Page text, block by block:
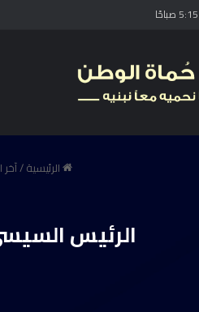
الرئيسية/آخر
الرئيس